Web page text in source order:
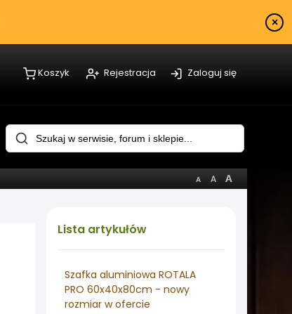
×
Koszyk Rejestracja Zaloguj się
Lista artykułów
Szafka aluminiowa ROTALA
PRO 60x40x80cm - nowy
rozmiar w ofercie